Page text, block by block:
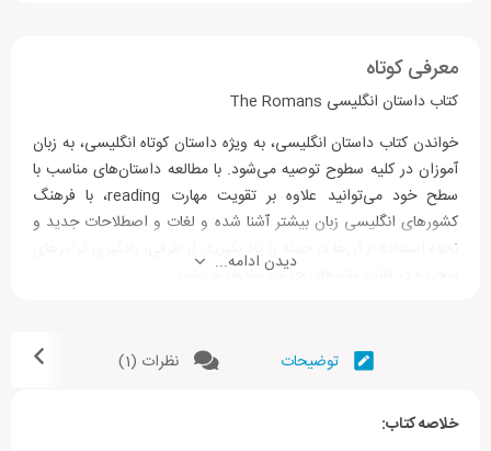
معرفی کوتاه
کتاب داستان انگلیسی The Romans
خواندن کتاب داستان انگلیسی، به ویژه داستان کوتاه انگلیسی، به زبان
آموزان در کلیه سطوح توصیه می‌شود. با مطالعه داستان‌های مناسب با
سطح خود می‌توانید علاوه بر تقویت مهارت ‌reading، با فرهنگ
کشورهای انگلیسی زبان بیشتر آشنا شده و لغات و اصطلاحات جدید و
نحوه استفاده از آن‌ها در جمله را یاد بگیرید. از طرفی، یادگیری گرامرهای
پیچیده در قالب متن‌های جذاب ساده‌تر می‌شود.
Pre-Intermediate
دیدن ادامه...
توضیحات نظرات (1)
خلاصه کتاب: